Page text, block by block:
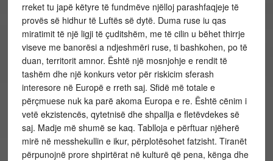
rreket tu japë këtyre të fundmëve njëlloj parashfaqjeje të
provës së hidhur të Luftës së dytë. Duma ruse iu qas
miratimit të një ligji të çuditshëm, me të cilin u bëhet thirrje
viseve me banorësi a ndjeshmëri ruse, ti bashkohen, po të
duan, territorit amnor. Është një mosnjohje e rendit të
tashëm dhe një konkurs vetor për riskicim sferash
interesore në Europë e rreth saj. Sfidë më totale e
përçmuese nuk ka parë akoma Europa e re. Është cënim i
vetë ekzistencës, qytetnisë dhe shpallja e fletëvdekes së
saj. Madje më shumë se kaq. Tablloja e përftuar njëherë
mirë në messhekullin e ikur, përplotësohet fatzisht. Tiranët
përpunojnë prore shpirtërat në kulturë që pena, kënga dhe